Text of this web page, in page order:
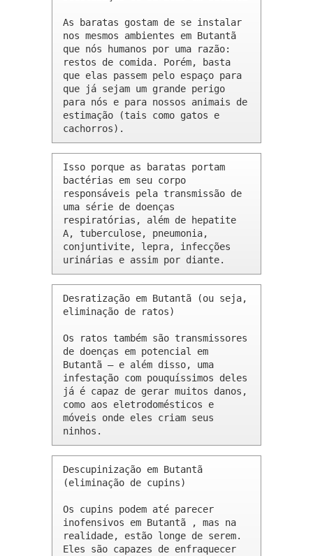
As baratas gostam de se instalar
nos mesmos ambientes em Butantã
que nós humanos por uma razão:
restos de comida. Porém, basta
que elas passem pelo espaço para
que já sejam um grande perigo
para nós e para nossos animais de
estimação (tais como gatos e
cachorros).
Isso porque as baratas portam
bactérias em seu corpo
responsáveis pela transmissão de
uma série de doenças
respiratórias, além de hepatite
A, tuberculose, pneumonia,
conjuntivite, lepra, infecções
urinárias e assim por diante.
Desratização em Butantã (ou seja,
eliminação de ratos)
Os ratos também são transmissores
de doenças em potencial em
Butantã – e além disso, uma
infestação com pouquíssimos deles
já é capaz de gerar muitos danos,
como aos eletrodomésticos e
móveis onde eles criam seus
ninhos.
Descupinização em Butantã
(eliminação de cupins)
Os cupins podem até parecer
inofensivos em Butantã , mas na
realidade, estão longe de serem.
Eles são capazes de enfraquecer